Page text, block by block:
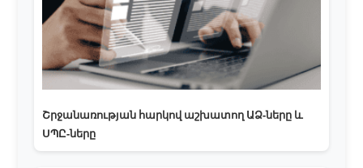
Շրջանառության հարկով աշխատող ԱՁ-ները և
ՍՊԸ-ները